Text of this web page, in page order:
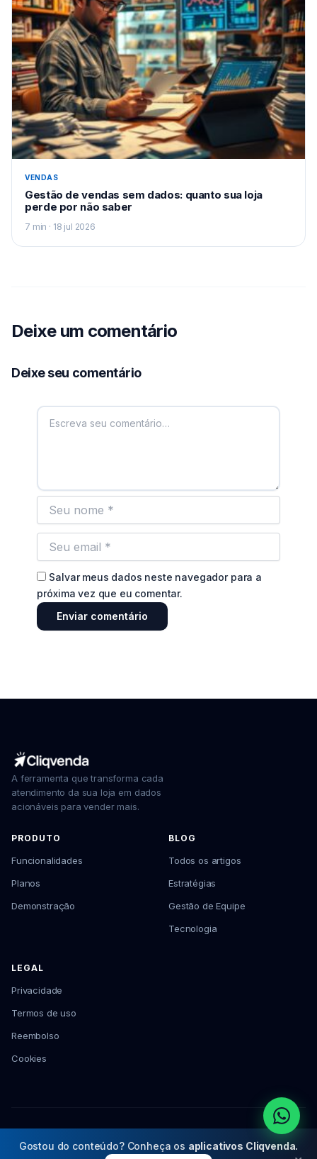
VENDAS
Gestão de vendas sem dados: quanto sua loja
perde por não saber
7 min · 18 jul 2026
Deixe um comentário
Deixe seu comentário
Salvar meus dados neste navegador para a
próxima vez que eu comentar.
Gostou do conteúdo? Conheça os aplicativos Cliqvenda.
A ferramenta que transforma cada
atendimento da sua loja em dados
acionáveis para vender mais.
PRODUTO
Funcionalidades
Planos
Demonstração
BLOG
Todos os artigos
Estratégias
Gestão de Equipe
Tecnologia
LEGAL
Privacidade
Termos de uso
Reembolso
Cookies
© 2026 Cliqvenda Serviços para Varejo · CNPJ: 62.080.003/0001-30